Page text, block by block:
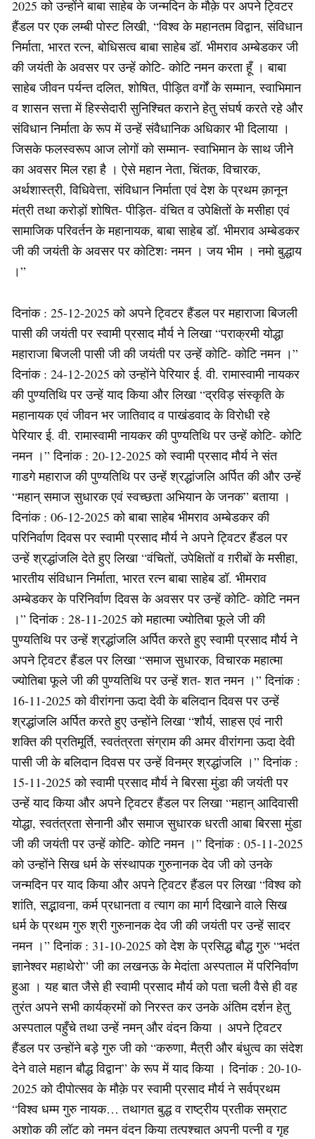
2025 को उन्होंने बाबा साहेब के जन्मदिन के मौक़े पर अपने ट्विटर
हैंडल पर एक लम्बी पोस्ट लिखी, “विश्व के महानतम विद्वान, संविधान
निर्माता, भारत रत्न, बोधिसत्व बाबा साहेब डॉ. भीमराव अम्बेडकर जी
की जयंती के अवसर पर उन्हें कोटि- कोटि नमन करता हूँ । बाबा
साहेब जीवन पर्यन्त दलित, शोषित, पीड़ित वर्गों के सम्मान, स्वाभिमान
व शासन सत्ता में हिस्सेदारी सुनिश्चित कराने हेतु संघर्ष करते रहे और
संविधान निर्माता के रूप में उन्हें संवैधानिक अधिकार भी दिलाया ।
जिसके फलस्वरूप आज लोगों को सम्मान- स्वाभिमान के साथ जीने
का अवसर मिल रहा है । ऐसे महान नेता, चिंतक, विचारक,
अर्थशास्त्री, विधिवेत्ता, संविधान निर्माता एवं देश के प्रथम क़ानून
मंत्री तथा करोड़ों शोषित- पीड़ित- वंचित व उपेक्षितों के मसीहा एवं
सामाजिक परिवर्तन के महानायक, बाबा साहेब डॉ. भीमराव अम्बेडकर
जी की जयंती के अवसर पर कोटिशः नमन । जय भीम । नमो बुद्धाय
।”
दिनांक : 25-12-2025 को अपने ट्विटर हैंडल पर महाराजा बिजली
पासी की जयंती पर स्वामी प्रसाद मौर्य ने लिखा “पराक्रमी योद्धा
महाराजा बिजली पासी जी की जयंती पर उन्हें कोटि- कोटि नमन ।”
दिनांक : 24-12-2025 को उन्होंने पेरियार ई. वी. रामास्वामी नायकर
की पुण्यतिथि पर उन्हें याद किया और लिखा “द्रविड़ संस्कृति के
महानायक एवं जीवन भर जातिवाद व पाखंडवाद के विरोधी रहे
पेरियार ई. वी. रामास्वामी नायकर की पुण्यतिथि पर उन्हें कोटि- कोटि
नमन ।” दिनांक : 20-12-2025 को स्वामी प्रसाद मौर्य ने संत
गाडगे महाराज की पुण्यतिथि पर उन्हें श्रद्धांजलि अर्पित की और उन्हें
“महान् समाज सुधारक एवं स्वच्छता अभियान के जनक” बताया ।
दिनांक : 06-12-2025 को बाबा साहेब भीमराव अम्बेडकर की
परिनिर्वाण दिवस पर स्वामी प्रसाद मौर्य ने अपने ट्विटर हैंडल पर
उन्हें श्रद्धांजलि देते हुए लिखा “वंचितों, उपेक्षितों व ग़रीबों के मसीहा,
भारतीय संविधान निर्माता, भारत रत्न बाबा साहेब डॉ. भीमराव
अम्बेडकर के परिनिर्वाण दिवस के अवसर पर उन्हें कोटि- कोटि नमन
।” दिनांक : 28-11-2025 को महात्मा ज्योतिबा फूले जी की
पुण्यतिथि पर उन्हें श्रद्धांजलि अर्पित करते हुए स्वामी प्रसाद मौर्य ने
अपने ट्विटर हैंडल पर लिखा “समाज सुधारक, विचारक महात्मा
ज्योतिबा फूले जी की पुण्यतिथि पर उन्हें शत- शत नमन ।” दिनांक :
16-11-2025 को वीरांगना ऊदा देवी के बलिदान दिवस पर उन्हें
श्रद्धांजलि अर्पित करते हुए उन्होंने लिखा “शौर्य, साहस एवं नारी
शक्ति की प्रतिमूर्ति, स्वतंत्रता संग्राम की अमर वीरांगना ऊदा देवी
पासी जी के बलिदान दिवस पर उन्हें विनम्र श्रद्धांजलि ।” दिनांक :
15-11-2025 को स्वामी प्रसाद मौर्य ने बिरसा मुंडा की जयंती पर
उन्हें याद किया और अपने ट्विटर हैंडल पर लिखा “महान् आदिवासी
योद्धा, स्वतंत्रता सेनानी और समाज सुधारक धरती आबा बिरसा मुंडा
जी की जयंती पर उन्हें कोटि- कोटि नमन ।” दिनांक : 05-11-2025
को उन्होंने सिख धर्म के संस्थापक गुरुनानक देव जी को उनके
जन्मदिन पर याद किया और अपने ट्विटर हैंडल पर लिखा “विश्व को
शांति, सद्भावना, कर्म प्रधानता व त्याग का मार्ग दिखाने वाले सिख
धर्म के प्रथम गुरु श्री गुरुनानक देव जी की जयंती पर उन्हें सादर
नमन ।” दिनांक : 31-10-2025 को देश के प्रसिद्ध बौद्ध गुरु “भदंत
ज्ञानेश्वर महाथेरो” जी का लखनऊ के मेदांता अस्पताल में परिनिर्वाण
हुआ । यह बात जैसे ही स्वामी प्रसाद मौर्य को पता चली वैसे ही वह
तुरंत अपने सभी कार्यक्रमों को निरस्त कर उनके अंतिम दर्शन हेतु
अस्पताल पहुँचे तथा उन्हें नमन् और वंदन किया । अपने ट्विटर
हैंडल पर उन्होंने बड़े गुरु जी को “करुणा, मैत्री और बंधुत्व का संदेश
देने वाले महान बौद्ध विद्वान” के रूप में याद किया । दिनांक : 20-10-
2025 को दीपोत्सव के मौक़े पर स्वामी प्रसाद मौर्य ने सर्वप्रथम
“विश्व धम्म गुरु नायक… तथागत बुद्ध व राष्ट्रीय प्रतीक सम्राट
अशोक की लॉट को नमन वंदन किया तत्पश्चात अपनी पत्नी व गृह